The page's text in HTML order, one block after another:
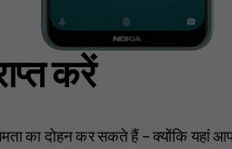
करें
का दोहन कर सकते हैं – क्योंकि यहां